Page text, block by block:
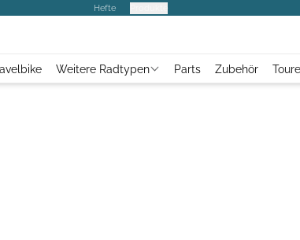
Hefte
Weitere Radtypen Parts Zubehör